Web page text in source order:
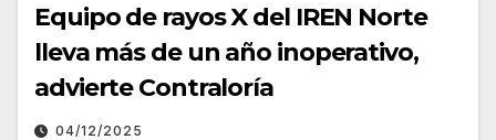
Equipo de rayos X del IREN Norte
lleva más de un año inoperativo,
advierte Contraloría
04/12/2025